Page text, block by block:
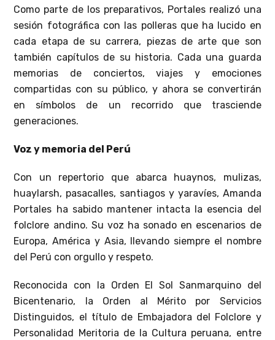
Como parte de los preparativos, Portales realizó una
sesión fotográfica con las polleras que ha lucido en
cada etapa de su carrera, piezas de arte que son
también capítulos de su historia. Cada una guarda
memorias de conciertos, viajes y emociones
compartidas con su público, y ahora se convertirán
en símbolos de un recorrido que trasciende
generaciones.
Voz y memoria del Perú
Con un repertorio que abarca huaynos, mulizas,
huaylarsh, pasacalles, santiagos y yaravíes, Amanda
Portales ha sabido mantener intacta la esencia del
folclore andino. Su voz ha sonado en escenarios de
Europa, América y Asia, llevando siempre el nombre
del Perú con orgullo y respeto.
Reconocida con la Orden El Sol Sanmarquino del
Bicentenario, la Orden al Mérito por Servicios
Distinguidos, el título de Embajadora del Folclore y
Personalidad Meritoria de la Cultura peruana, entre